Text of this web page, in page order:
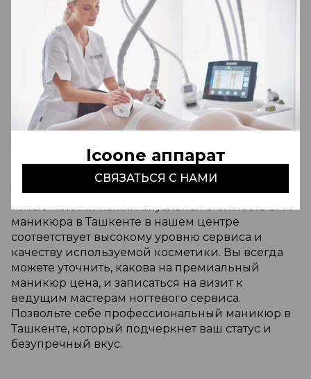
Icoone аппарат
СВЯЗАТЬСЯ С НАМИ
с использованием средств Fedua позволяет
деликатно обработать кутикулу и придать
ногтям здоровую, ухоженную форму, сохраняя
их природную силу.
Процедура включает в себя использование
премиальных средств с тонким ароматом,
которые превращают обычный уход в момент
истинной релаксации. Элитный маникюр в
невероятную мягкость благодаря применению
уникальных масок и сывороток. Мы используем
только безопасные эко-составы, которые глубоко
питают клетки кожи. Актуальная стоимость SPA
маникюра в Ташкенте в нашем центре
соответствует высокому уровню сервиса и
качеству используемой косметики. Вы всегда
можете уточнить, какова на премиальный
маникюр цена, и записаться на визит к
ведущим мастерам ногтевого сервиса.
Позвольте себе профессиональный маникюр в
Ташкенте, который подчеркнет ваш статус и
безупречный вкус.